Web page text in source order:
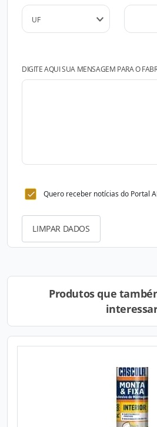
DIGITE AQUI SUA MENSAGEM PARA O
Quero receber notícias do Portal
LIMPAR DADOS
Produtos que